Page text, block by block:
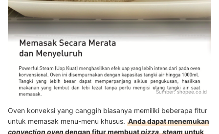
Sumber:shopee.co.id
Oven konveksi yang canggih biasanya memiliki beberapa fitur
untuk memasak menu-menu khusus. Anda dapat menemukan
convection ovendengan fitur membuatpizza,steamuntuk